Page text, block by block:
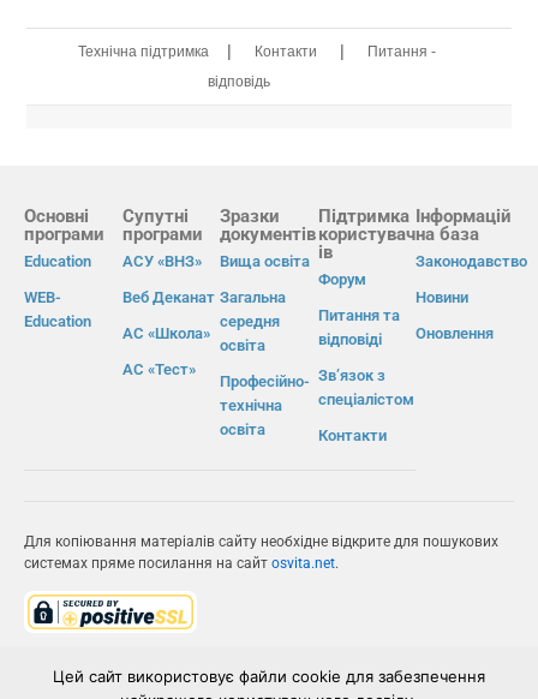
Технічна підтримка | Контакти |
Питання -
відповідь
Основні
програми
Education
WEB-
Education
Супутні
програми
АСУ «ВНЗ»
Веб Деканат
АС «Школа»
АС «Тест»
Зразки
документів
Вища освіта
Загальна
середня
освіта
Професійно-
технічна
освіта
Підтримка
користувач
ів
Форум
Питання та
відповіді
Зв’язок з
спеціалістом
Контакти
Інформацій
на база
Законодавство
Новини
Оновлення
Для копіювання матеріалів сайту необхідне відкрите для пошукових
системах пряме посилання на сайт osvita.net.
Цей сайт використовує файли cookie для забезпечення